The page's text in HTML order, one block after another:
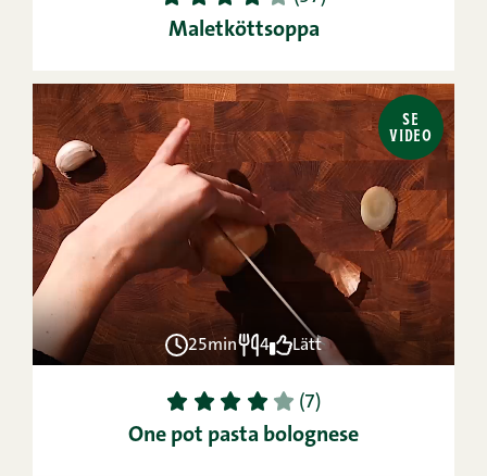
Maletköttsoppa
SE
VIDEO
25min 4 Lätt
1 2 3 4 5 (7)
One pot pasta bolognese